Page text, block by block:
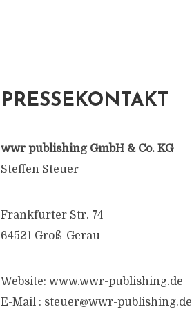
PRESSEKONTAKT
wwr publishing GmbH & Co. KG
Steffen Steuer
Frankfurter Str. 74
64521 Groß-Gerau
Website: www.wwr-publishing.de
E-Mail : steuer@wwr-publishing.de